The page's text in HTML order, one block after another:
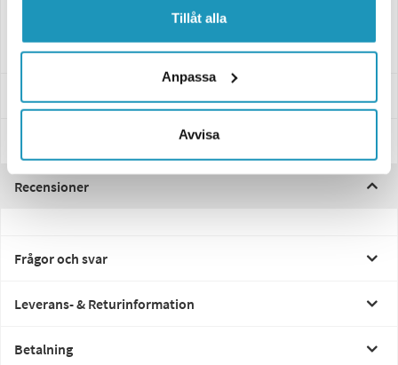
Tillåt alla
Anpassa
Avvisa
Med högtrycksventil, däckstryck 6,5 kg
Styckvis, Vänster Rotation
Specifikationer
Recensioner
Frågor och svar
Leverans- & Returinformation
Betalning